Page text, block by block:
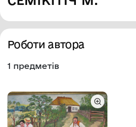
Роботи автора
1 предметів